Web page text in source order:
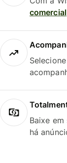
comercial
Baixe
há